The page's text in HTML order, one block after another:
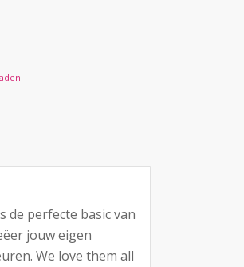
de perfecte basic van
jouw eigen
We love them all